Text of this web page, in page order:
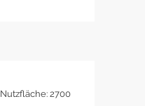
Nutzfläche: 2700